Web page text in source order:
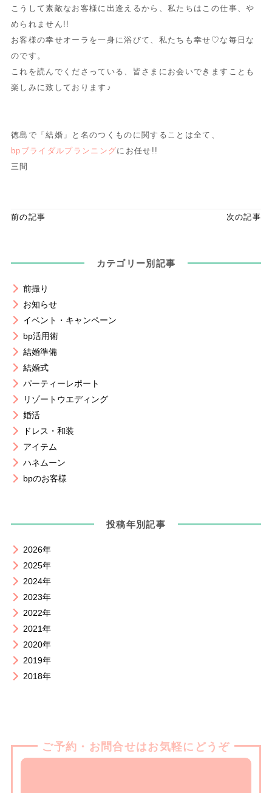
こうして素敵なお客様に出逢えるから、私たちはこの仕事、や
められません!!
お客様の幸せオーラを一身に浴びて、私たちも幸せ♡な毎日な
のです。
これを読んでくださっている、皆さまにお会いできますことも
楽しみに致しております♪
徳島で「結婚」と名のつくものに関することは全て、
bpブライダルプランニングにお任せ!!
三間
前の記事 次の記事
カテゴリー別記事
前撮り
お知らせ
イベント・キャンペーン
bp活用術
結婚準備
結婚式
パーティーレポート
リゾートウエディング
婚活
ドレス・和装
アイテム
ハネムーン
bpのお客様
投稿年別記事
2026年
2025年
2024年
2023年
2022年
2021年
2020年
2019年
2018年
ご予約・お問合せはお気軽にどうぞ